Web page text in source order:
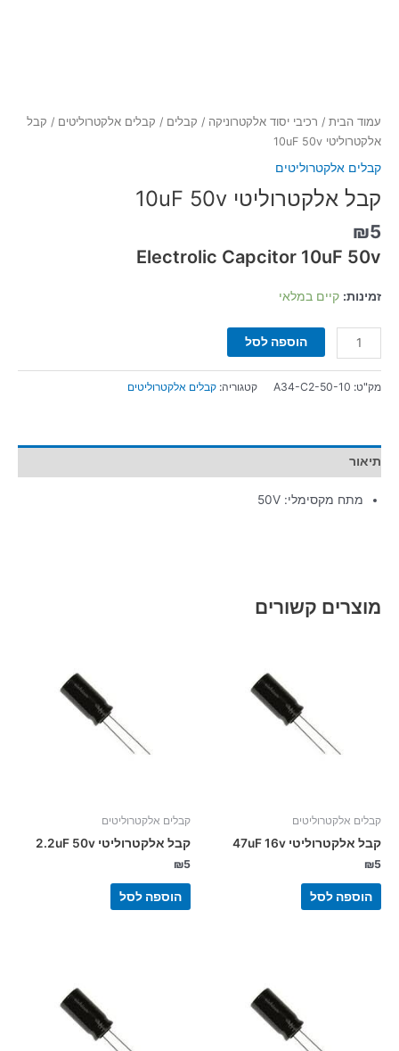
עמוד הבית / רכיבי יסוד אלקטרוניקה / קבלים / קבלים אלקטרוליטים / קבל
אלקטרוליטי 10uF 50v
קבלים אלקטרוליטים
קבל אלקטרוליטי 10uF 50v
₪5
Electrolic Capcitor 10uF 50v
זמינות: קיים במלאי
הוספה לסל
מק"ט: A34-C2-50-10 קטגוריה: קבלים אלקטרוליטים
תיאור
מתח מקסימלי: 50V
מוצרים קשורים
קבלים אלקטרוליטים
קבל אלקטרוליטי 47uF 16v
₪5
הוספה לסל
קבלים אלקטרוליטים
קבל אלקטרוליטי 2.2uF 50v
₪5
הוספה לסל